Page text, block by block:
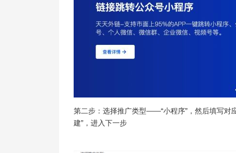
第二步：选择推广类型——“小程序”，然后填写对
建”，进入下一步